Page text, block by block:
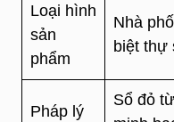
Loại hình
sản
phẩm
Nhà
biệt thự
Pháp lý
Sổ đỏ